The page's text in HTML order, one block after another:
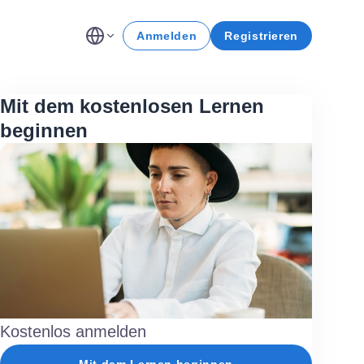
Anmelden Registrieren
Mit dem kostenlosen Lernen
beginnen
Kostenlos anmelden